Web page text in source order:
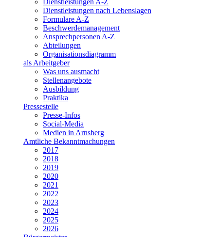
Dienstleistungen A-Z
Dienstleistungen nach Lebenslagen
Formulare A-Z
Beschwerdemanagement
Ansprechpersonen A-Z
Abteilungen
Organisationsdiagramm
als Arbeitgeber
Was uns ausmacht
Stellenangebote
Ausbildung
Praktika
Pressestelle
Presse-Infos
Social-Media
Medien in Arnsberg
Amtliche Bekanntmachungen
2017
2018
2019
2020
2021
2022
2023
2024
2025
2026